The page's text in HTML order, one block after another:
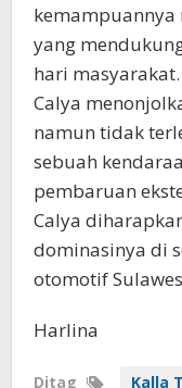
yang
hari
Calya
namun tidak
sebuah
pembaruan
Calya
dominasinya di
otomotif
Harlina
Ditag Kalla